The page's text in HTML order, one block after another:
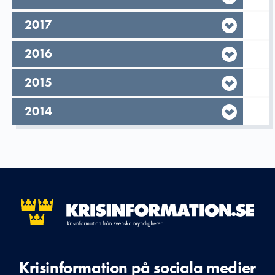
År,
2017
År,
2016
År,
2015
År,
2014
Krisinformation på sociala medier